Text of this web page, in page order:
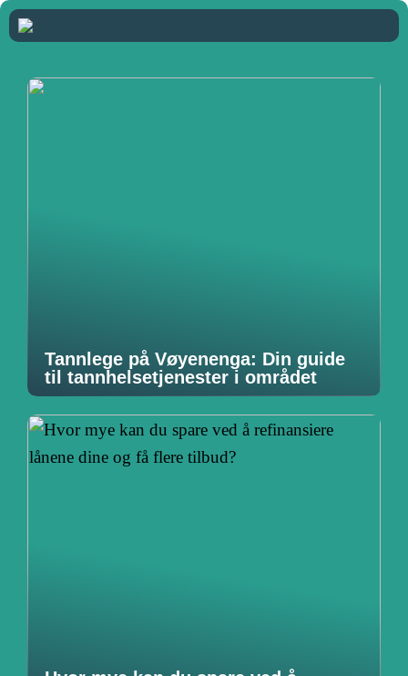
Tannlege på Vøyenenga: Din guide
til tannhelsetjenester i området